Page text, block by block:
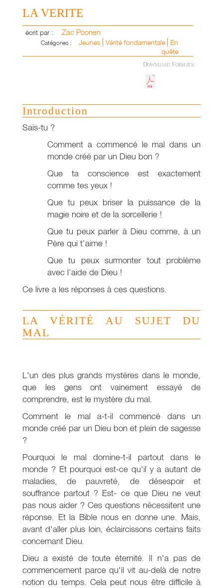
LA VERITE
écrit par : Zac Poonen
Catégories : Jeunes Vérité fondamentale
En
quête
Download Formats:
Introduction
Sais-tu ?
Comment a commencé le mal dans un
monde créé par un Dieu bon ?
Que ta conscience est exactement
comme tes yeux !
Que tu peux briser la puissance de la
magie noire et de la sorcellerie !
Que tu peux parler à Dieu comme, à un
Père qui t’aime !
Que tu peux surmonter tout problème
avec l’aide de Dieu !
Ce livre a les réponses à ces questions.
LA VÉRITÉ AU SUJET DU
MAL
L'un des plus grands mystères dans le monde,
que les gens ont vainement essayé de
comprendre, est le mystère du mal.
Comment le mal a-t-il commencé dans un
monde créé par un Dieu bon et plein de sagesse
?
Pourquoi le mal domine-t-il partout dans le
monde ? Et pourquoi est-ce qu'il y a autant de
maladies, de pauvreté, de désespoir et
souffrance partout ? Est- ce que Dieu ne veut
pas nous aider ? Ces questions nécessitent une
réponse. Et la Bible nous en donne une. Mais,
avant d'aller plus loin, éclaircissons certains faits
concernant Dieu.
Dieu a existé de toute éternité. Il n'a pas de
commencement parce qu'il vit au-delà de notre
notion du temps. Cela peut nous être difficile à